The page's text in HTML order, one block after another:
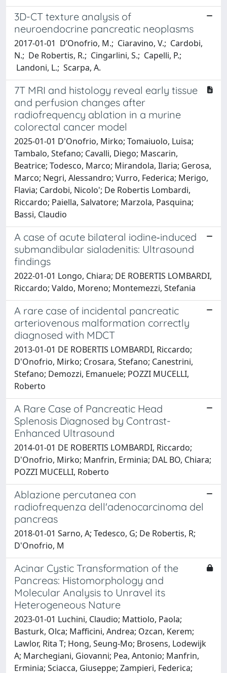
3D-CT texture analysis of
neuroendocrine pancreatic neoplasms
2017-01-01 D’Onofrio, M.; Ciaravino, V.; Cardobi,
N.; De Robertis, R.; Cingarlini, S.; Capelli, P.;
Landoni, L.; Scarpa, A.
7T MRI and histology reveal early tissue
and perfusion changes after
radiofrequency ablation in a murine
colorectal cancer model
2025-01-01 D'Onofrio, Mirko; Tomaiuolo, Luisa;
Tambalo, Stefano; Cavalli, Diego; Mascarin,
Beatrice; Todesco, Marco; Mirandola, Ilaria; Gerosa,
Marco; Negri, Alessandro; Vurro, Federica; Merigo,
Flavia; Cardobi, Nicolo'; De Robertis Lombardi,
Riccardo; Paiella, Salvatore; Marzola, Pasquina;
Bassi, Claudio
A case of acute bilateral iodine‐induced
submandibular sialadenitis: Ultrasound
findings
2022-01-01 Longo, Chiara; DE ROBERTIS LOMBARDI,
Riccardo; Valdo, Moreno; Montemezzi, Stefania
A rare case of incidental pancreatic
arteriovenous malformation correctly
diagnosed with MDCT
2013-01-01 DE ROBERTIS LOMBARDI, Riccardo;
D'Onofrio, Mirko; Crosara, Stefano; Canestrini,
Stefano; Demozzi, Emanuele; POZZI MUCELLI,
Roberto
A Rare Case of Pancreatic Head
Splenosis Diagnosed by Contrast-
Enhanced Ultrasound
2014-01-01 DE ROBERTIS LOMBARDI, Riccardo;
D'Onofrio, Mirko; Manfrin, Erminia; DAL BO, Chiara;
POZZI MUCELLI, Roberto
Ablazione percutanea con
radiofrequenza dell'adenocarcinoma del
pancreas
2018-01-01 Sarno, A; Tedesco, G; De Robertis, R;
D'Onofrio, M
Acinar Cystic Transformation of the
Pancreas: Histomorphology and
Molecular Analysis to Unravel its
Heterogeneous Nature
2023-01-01 Luchini, Claudio; Mattiolo, Paola;
Basturk, Olca; Mafficini, Andrea; Ozcan, Kerem;
Lawlor, Rita T; Hong, Seung-Mo; Brosens, Lodewijk
A; Marchegiani, Giovanni; Pea, Antonio; Manfrin,
Erminia; Sciacca, Giuseppe; Zampieri, Federica;